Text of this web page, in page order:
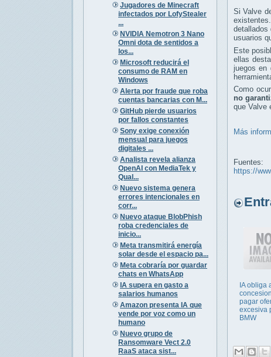
Jugadores de Minecraft
infectados por LofyStealer
...
NVIDIA Nemotron 3 Nano
Omni dota de sentidos a
los...
Microsoft reducirá el
consumo de RAM en
Windows
Alerta por fraude que roba
cuentas bancarias con M...
GitHub pierde usuarios
por fallos constantes
Sony exige conexión
mensual para juegos
digitales ...
Analista revela alianza
OpenAI con MediaTek y
Qual...
Nuevo sistema genera
errores intencionales en
corr...
Nuevo ataque BlobPhish
roba credenciales de
inicio...
Meta transmitirá energía
solar desde el espacio pa...
Meta cobraría por guardar
chats en WhatsApp
IA supera en gasto a
salarios humanos
Amazon presenta IA que
vende por voz como un
humano
Nuevo grupo de
Ransomware Vect 2.0
RaaS ataca sist...
Si Valve
detallados
usuarios
Este
ellas
juegos en
Como
no
que Valve
Más
Fuentes:
https://
IA obliga
pagar
excesiva
BMW